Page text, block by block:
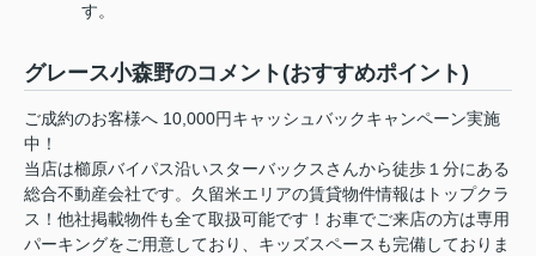
す。
グレース小森野のコメント(おすすめポイント)
ご成約のお客様へ 10,000円キャッシュバックキャンペーン実施
中！
当店は櫛原バイパス沿いスターバックスさんから徒歩１分にある
総合不動産会社です。久留米エリアの賃貸物件情報はトップクラ
ス！他社掲載物件も全て取扱可能です！お車でご来店の方は専用
パーキングをご用意しており、キッズスペースも完備しておりま